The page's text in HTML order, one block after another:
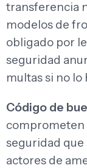
transferencia
modelos de
obligado por
seguridad
multas si no lo
Código de
comprometen
seguridad
actores de